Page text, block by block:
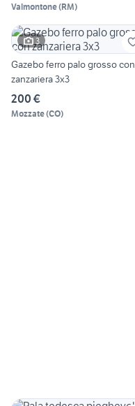
Valmontone(RM)
3
Gazebo ferro palo grosso con
zanzariera 3x3
200 €
Mozzate(CO)